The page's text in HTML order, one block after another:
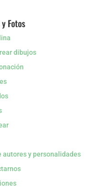
Fotos
dibujos
autores y personalidades